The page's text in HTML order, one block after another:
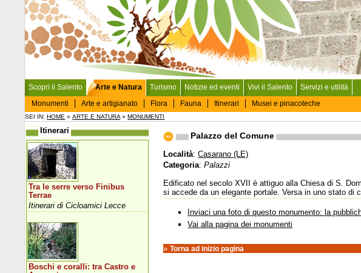
Scopri il Salento
Arte e Natura
Monumenti
Arte e artigianato Flora Fauna Itinerari Musei e pinacoteche
Turismo Notizie ed eventi Vivi il Salento Servizi e utilità
SEI IN:HOME »ARTE E NATURA »MONUMENTI
Palazzo del Comune
Località:Casarano (LE)
Categoria:Palazzi
Edificato nel secolo XVII è attiguo alla Chiesa di S.
si accede da un elegante portale. Versa in uno stato di
Inviaci una foto di questo monumento: la
Vai alla pagina dei monumenti
»Torna ad inizio pagina
Itinerari
Tra le serre verso Finibus
Terrae
Itinerari di Cicloamici Lecce
Boschi e coralli: tra Castro e